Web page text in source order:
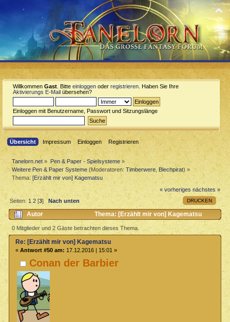
Willkommen Gast . Bitte einloggen oder registrieren . Haben Sie Ihre
Aktivierungs E-Mail übersehen?
Einloggen mit Benutzername, Passwort und Sitzungslänge
Übersicht Impressum Einloggen Registrieren
Tanelorn.net » Pen & Paper - Spielsysteme»
Weitere Pen & Paper Systeme (Moderatoren:Timberwere Blechpirat) »
Thema:[Erzählt mir von] Kagematsu
« vorheriges nächstes »
DRUCKEN
Seiten:1 2 [3] Nach unten
Autor
Thema: [Erzählt mir von] Kagematsu
(Gelesen 14088 mal)
0 Mitglieder und 2 Gäste betrachten dieses Thema.
Conan der Barbier
Re: [Erzählt mir von] Kagematsu
« Antwort #50 am: 17.12.2016 | 15:01 »